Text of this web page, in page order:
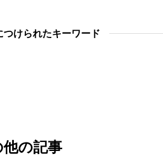
つけられたキーワード
の記事